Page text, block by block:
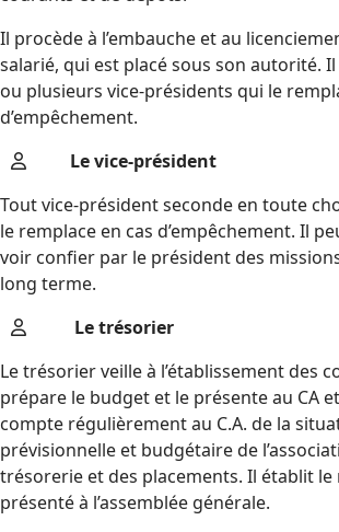
Il procède à l’embauche et au
salarié, qui est placé sous son autorité.
ou plusieurs vice-présidents qui le
d’empêchement.
Le vice-président
Tout vice-président seconde en toute
le remplace en cas d’empêchement. Il
voir confier par le président des
long terme.
Le trésorier
Le trésorier veille à l’établissement des
prépare le budget et le présente au CA et
compte régulièrement au C.A. de la
prévisionnelle et budgétaire de
trésorerie et des placements. Il établit
présenté à l’assemblée générale.